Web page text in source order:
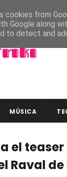
MÚSICA
el
Raval
cookies from
Google along
to detect and